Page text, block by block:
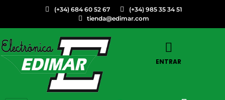
(+34) 684 60 52 67
(+34) 985 35 34 51
tienda@edimar.com
ENTRAR